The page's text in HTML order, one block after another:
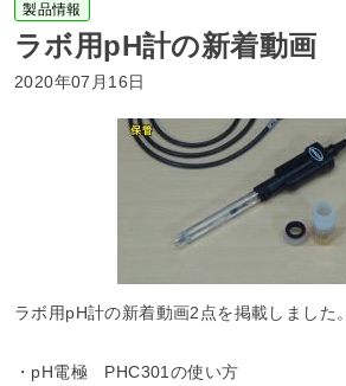
製品情報
ラボ用pH計の新着動画
2020年07月16日
ラボ用pH計の新着動画2点を掲載しました。
・pH電極 PHC301の使い方